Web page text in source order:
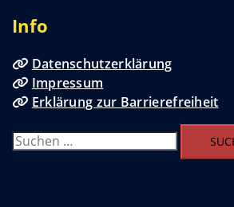
Info
Datenschutzerklärung
Impressum
Erklärung zur Barrierefreiheit
Suchen